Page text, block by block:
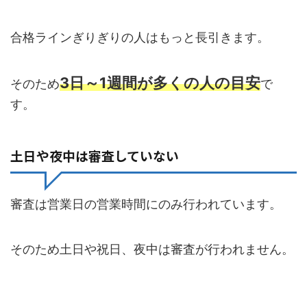
合格ラインぎりぎりの人はもっと長引きます。
そのため3日～1週間が多くの人の目安で
す。
土日や夜中は審査していない
審査は営業日の営業時間にのみ行われています。
そのため土日や祝日、夜中は審査が行われません。